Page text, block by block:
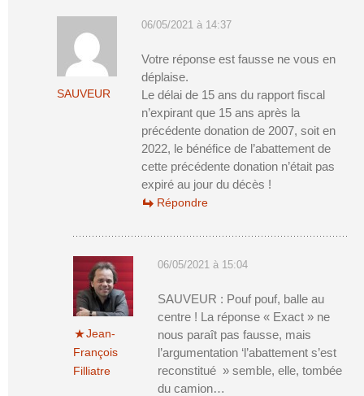
SAUVEUR
06/05/2021 à 14:37
Votre réponse est fausse ne vous en
déplaise.
Le délai de 15 ans du rapport fiscal
n’expirant que 15 ans après la
précédente donation de 2007, soit en
2022, le bénéfice de l’abattement de
cette précédente donation n’était pas
expiré au jour du décès !
Répondre
Jean-
François
Filliatre
06/05/2021 à 15:04
SAUVEUR : Pouf pouf, balle au
centre ! La réponse « Exact » ne
nous paraît pas fausse, mais
l’argumentation ‘l’abattement s’est
reconstitué » semble, elle, tombée
du camion…